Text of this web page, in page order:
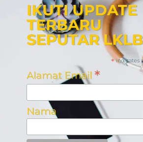
IKUTI UPDATE
TERBARU
SEPUTAR LKLB
*indicates
Alamat Email *
Nama